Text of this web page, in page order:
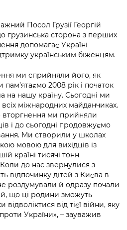
Посол Грузії Георгій
грузинська сторона з перших
допомагає Україні
українським біженцям.
ми сприйняли його, як
2008 рік і початок
на нашу країну. Сьогодні ми
міжнародних майданчиках.
вторгнення ми прийняли
і до сьогодні продовжуємо
Ми створили у школах
мовою для вихідців із
країні тисячі тонн
до нас звернулися з
відпочинку дітей з Києва в
роздумували й одразу почали
що ці родини зможуть
відволіктися від тієї війни, яку
України», – зауважив